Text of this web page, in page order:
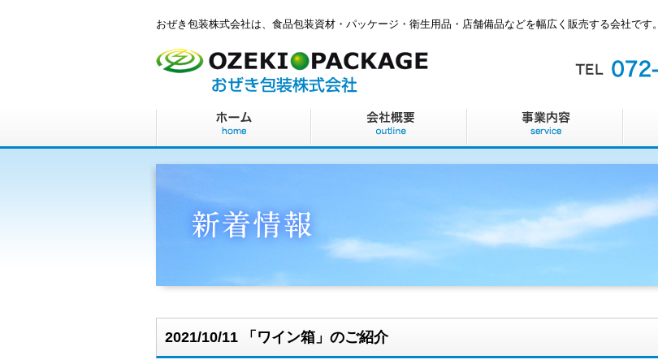
おぜき包装株式会社は、食品包装資材・パッケージ・衛生用品・店舗備品などを幅広く販売する会社です。
2021/10/11 「ワイン箱」のご紹介